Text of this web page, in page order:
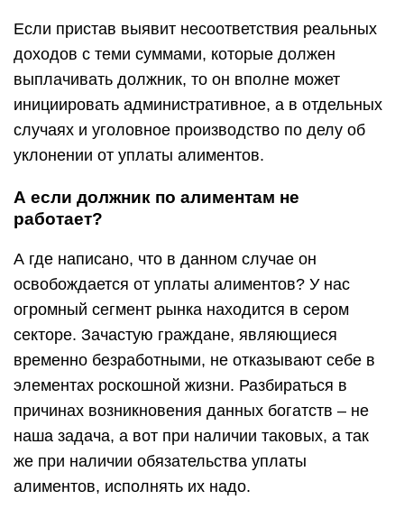
Если пристав выявит несоответствия реальных
доходов с теми суммами, которые должен
выплачивать должник, то он вполне может
инициировать административное, а в отдельных
случаях и уголовное производство по делу об
уклонении от уплаты алиментов.
А если должник по алиментам не
работает?
А где написано, что в данном случае он
освобождается от уплаты алиментов? У нас
огромный сегмент рынка находится в сером
секторе. Зачастую граждане, являющиеся
временно безработными, не отказывают себе в
элементах роскошной жизни. Разбираться в
причинах возникновения данных богатств – не
наша задача, а вот при наличии таковых, а так
же при наличии обязательства уплаты
алиментов, исполнять их надо.